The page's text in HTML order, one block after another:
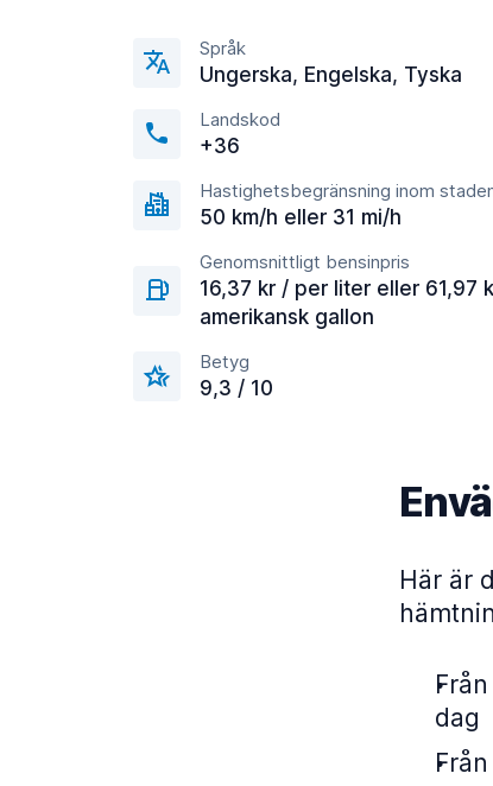
Språk
Ungerska, Engelska, Tyska
Landskod
+36
Hastighetsbegränsning inom
50 km/h eller 31 mi/h
Genomsnittligt bensinpris
16,37 kr / per liter eller 61,97
amerikansk gallon
Betyg
9,3 / 10
Här är
dag